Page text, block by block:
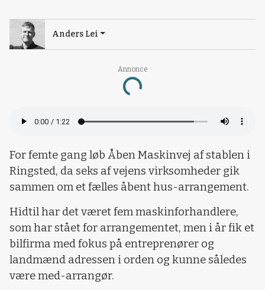
Annonce
Loading...
Anders Lei
For femte gang løb Åben Maskinvej af stablen i
Ringsted, da seks af vejens virksomheder gik
sammen om et fælles åbent hus-arrangement.
Hidtil har det været fem maskinforhandlere,
som har stået for arrangementet, men i år fik et
bilfirma med fokus på entreprenører og
landmænd adressen i orden og kunne således
være med-arrangør.